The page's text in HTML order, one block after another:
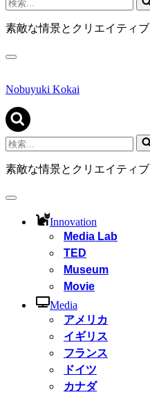
索...
素敵な情景とクリエイティブ
ナ
ゲ
シ
ョ
ン
メ
ニ
ュ
Nobuyuki Kokai
検
索...
素敵な情景とクリエイティブ
ナ
Innovation
Media Lab
TED
Museum
Movie
Media
アメリカ
イギリス
フランス
ドイツ
カナダ